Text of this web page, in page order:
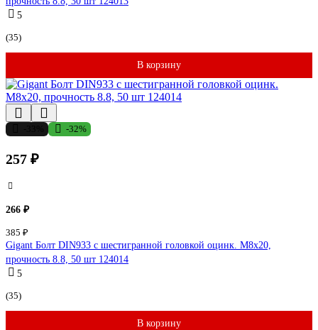
5
(35)
В корзину
-32%
257 ₽
266 ₽
385 ₽
Gigant Болт DIN933 с шестигранной головкой оцинк. М8x20,
прочность 8.8, 50 шт 124014
5
(35)
В корзину